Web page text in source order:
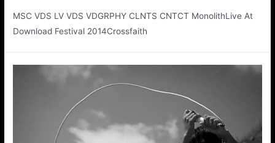
MSC VDS LV VDS VDGRPHY CLNTS CNTCT MonolithLive At
Download Festival 2014Crossfaith